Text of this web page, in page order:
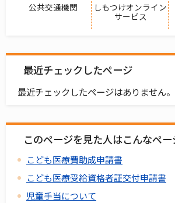
公共交通機関
しもつけオンライン
サービス
最近チェックしたページ
最近チェックしたページはありません。
このページを見た人はこんなペ
こども医療費助成申請書
こども医療受給資格者証交付申請書
児童手当について